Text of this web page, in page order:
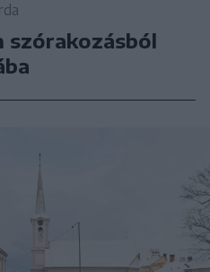
szórakozásból